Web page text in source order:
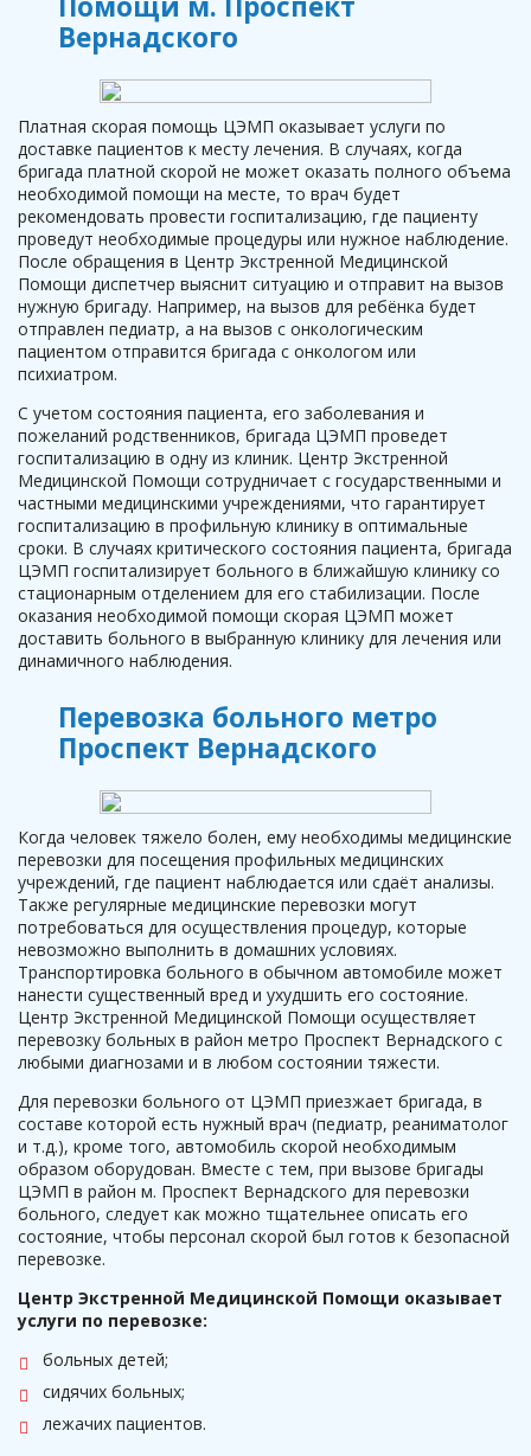
Вернадского
Платная скорая помощь ЦЭМП оказывает услуги по
доставке пациентов к месту лечения. В случаях, когда
бригада платной скорой не может оказать полного объема
необходимой помощи на месте, то врач будет
рекомендовать провести госпитализацию, где пациенту
проведут необходимые процедуры или нужное наблюдение.
После обращения в Центр Экстренной Медицинской
Помощи диспетчер выяснит ситуацию и отправит на вызов
нужную бригаду. Например, на вызов для ребёнка будет
отправлен педиатр, а на вызов с онкологическим
пациентом отправится бригада с онкологом или
психиатром.
С учетом состояния пациента, его заболевания и
пожеланий родственников, бригада ЦЭМП проведет
госпитализацию в одну из клиник. Центр Экстренной
Медицинской Помощи сотрудничает с государственными и
частными медицинскими учреждениями, что гарантирует
госпитализацию в профильную клинику в оптимальные
сроки. В случаях критического состояния пациента, бригада
ЦЭМП госпитализирует больного в ближайшую клинику со
стационарным отделением для его стабилизации. После
оказания необходимой помощи скорая ЦЭМП может
доставить больного в выбранную клинику для лечения или
динамичного наблюдения.
Перевозка больного метро
Проспект Вернадского
Когда человек тяжело болен, ему необходимы медицинские
перевозки для посещения профильных медицинских
учреждений, где пациент наблюдается или сдаёт анализы.
Также регулярные медицинские перевозки могут
потребоваться для осуществления процедур, которые
невозможно выполнить в домашних условиях.
Транспортировка больного в обычном автомобиле может
нанести существенный вред и ухудшить его состояние.
Центр Экстренной Медицинской Помощи осуществляет
перевозку больных в район метро Проспект Вернадского с
любыми диагнозами и в любом состоянии тяжести.
Для перевозки больного от ЦЭМП приезжает бригада, в
составе которой есть нужный врач (педиатр, реаниматолог
и т.д.), кроме того, автомобиль скорой необходимым
образом оборудован. Вместе с тем, при вызове бригады
ЦЭМП в район м. Проспект Вернадского для перевозки
больного, следует как можно тщательнее описать его
состояние, чтобы персонал скорой был готов к безопасной
перевозке.
Центр Экстренной Медицинской Помощи оказывает
услуги по перевозке:
больных детей;
сидячих больных;
лежачих пациентов.